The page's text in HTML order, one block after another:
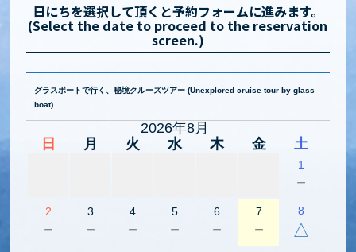
日にちを選択して頂くと予約フォームに進みます。
(Select the date to proceed to the reservation
screen.)
グラスボートで行く、秘境クルーズツアー (Unexplored cruise tour by glass
boat)
2026年8月
日
月 火 水 木 金 土
1
－
2
－
3
－
4
－
5
－
6
－
7
－
8
△